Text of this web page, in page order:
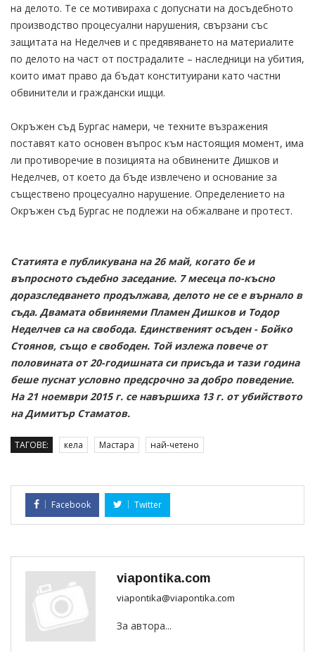
на делото. Те се мотивираха с допуснати на досъдебното
производство процесуални нарушения, свързани със
защитата на Неделчев и с предявяването на материалите
по делото на част от пострадалите – наследници на убития,
които имат право да бъдат конституирани като частни
обвинители и граждански ищци.
Окръжен съд Бургас намери, че техните възражения
поставят като основен въпрос към настоящия момент, има
ли противоречие в позицията на обвинените Дишков и
Неделчев, от което да бъде извлечено и основание за
съществено процесуално нарушение. Определението на
Окръжен съд Бургас не подлежи на обжалване и протест.
Статията е публикувана на 26 май, когато бе и
въпросното съдебно заседание. 7 месеца по-късно
доразследването продължава, делото не се е върнало в
съда. Двамата обвиняеми Пламен Дишков и Тодор
Неделчев са на свобода. Единственият осъден - Бойко
Стоянов, също е свободен. Той излежа повече от
половината от 20-годишната си присъда и тази година
беше пуснат условно предсрочно за добро поведение.
На 21 ноември 2015 г. се навършиха 13 г. от убийството
на Димитър Стаматов.
ТАГОВЕ: кела Мастара най-четено
Facebook Twitter
viapontika.com
viapontika@viapontika.com
За автора...